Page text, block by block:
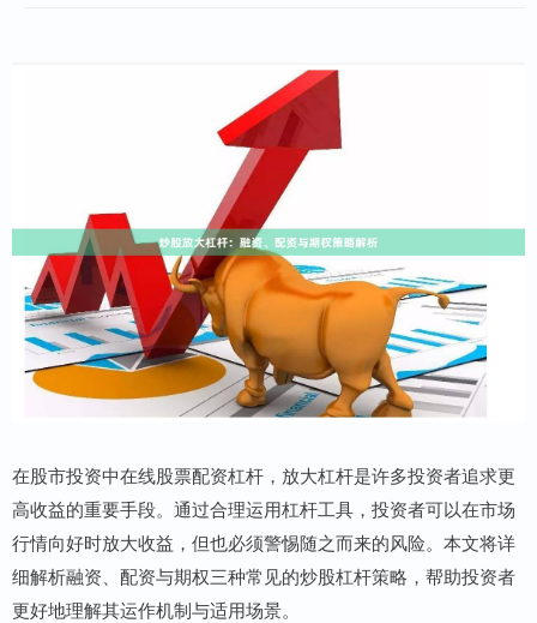
在股市投资中在线股票配资杠杆，放大杠杆是许多投资者追求更
高收益的重要手段。通过合理运用杠杆工具，投资者可以在市场
行情向好时放大收益，但也必须警惕随之而来的风险。本文将详
细解析融资、配资与期权三种常见的炒股杠杆策略，帮助投资者
更好地理解其运作机制与适用场景。